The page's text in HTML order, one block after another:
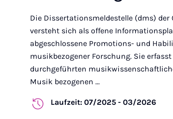
Die Dissertationsmeldestelle (dms)
versteht sich als offene
abgeschlossene Promotions- und
musikbezogener Forschung. Sie
durchgeführten
Musik bezogenen ...
Laufzeit: 07/2025 - 03/2026